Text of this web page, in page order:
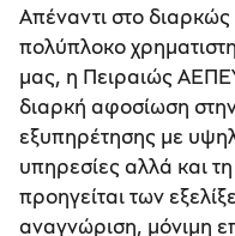
Απέναντι στο
πολύπλοκο
μας, η Πειραιώς
διαρκή αφοσίωση
εξυπηρέτησης με
υπηρεσίες αλλά και
προηγείται των
αναγνώριση, μόνιμη